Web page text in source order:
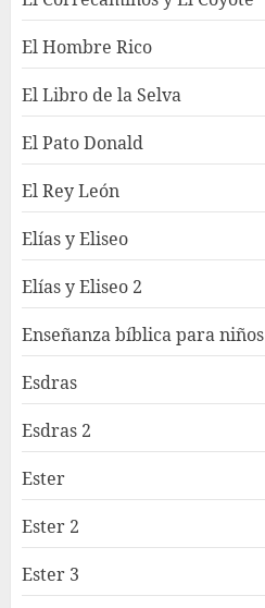
El Hombre Rico
El Libro de la Selva
El Pato Donald
El Rey León
Elías y Eliseo
Elías y Eliseo 2
Enseñanza bíblica para niños
Esdras
Esdras 2
Ester
Ester 2
Ester 3